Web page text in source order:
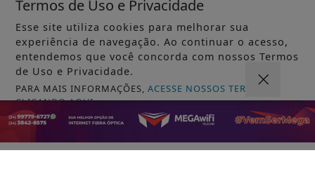
VISUALIZAR
Termos de Uso e Privacidade
Esse site utiliza cookies para melhorar sua
experiência de navegação. Ao continuar o acesso,
entendemos que você concorda com nossos Termos
de Uso e Privacidade.
PARA MAIS INFORMAÇÕES,ACESSE NOSSOS TERMOS
CLICANDO AQUI
PROSSEGUIR